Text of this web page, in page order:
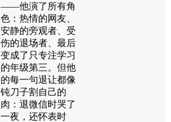
——他演了所有角
色：热情的网友、
安静的旁观者、受
伤的退场者、最后
变成了只专注学习
的年级第三。但他
的每一句退让都像
钝刀子割自己的
肉：退微信时哭了
一夜，还怀表时